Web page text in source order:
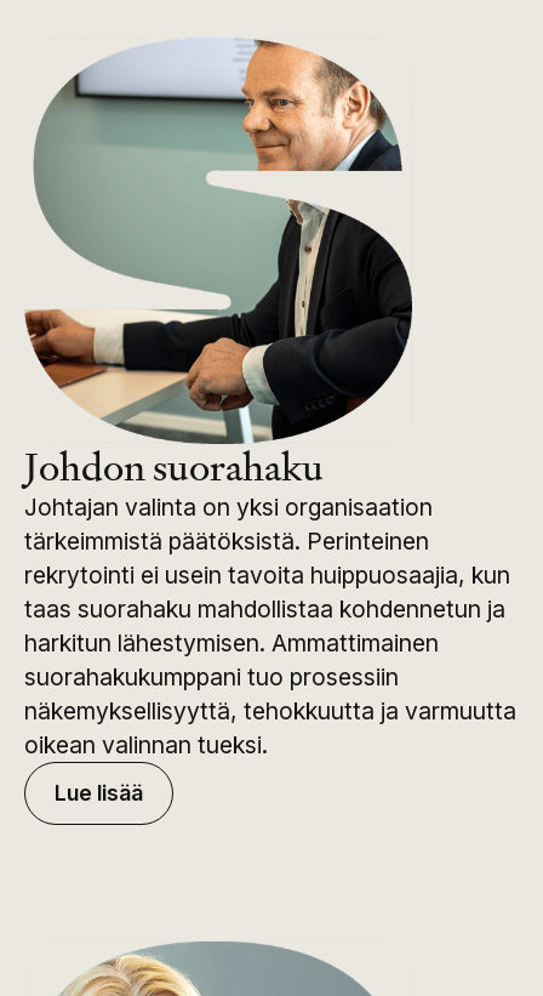
Johdon suorahaku
Johtajan valinta on yksi organisaation
tärkeimmistä päätöksistä. Perinteinen
rekrytointi ei usein tavoita huippuosaajia, kun
taas suorahaku mahdollistaa kohdennetun ja
harkitun lähestymisen. Ammattimainen
suorahakukumppani tuo prosessiin
näkemyksellisyyttä, tehokkuutta ja varmuutta
oikean valinnan tueksi.
Lue lisää